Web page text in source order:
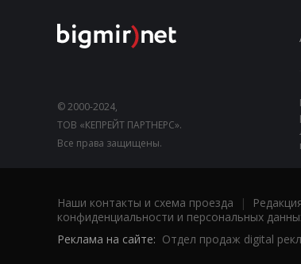
© 2000-2024,
ТОВ «КЕПРЕЙТ ПАРТНЕРС».
Все права защищены.
Наши контакты и схема проезда |
конфиденциальности и персональных
Реклама на сайте: Отдел продаж digital